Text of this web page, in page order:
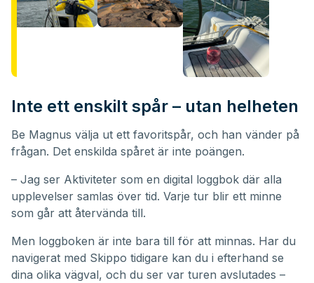
Inte ett enskilt spår – utan helheten
Be Magnus välja ut ett favoritspår, och han vänder på
frågan. Det enskilda spåret är inte poängen.
– Jag ser Aktiviteter som en digital loggbok där alla
upplevelser samlas över tid. Varje tur blir ett minne
som går att återvända till.
Men loggboken är inte bara till för att minnas. Har du
navigerat med Skippo tidigare kan du i efterhand se
dina olika vägval, och du ser var turen avslutades –